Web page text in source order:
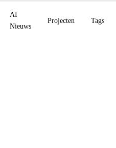
AI
Nieuws
Projecten Tags